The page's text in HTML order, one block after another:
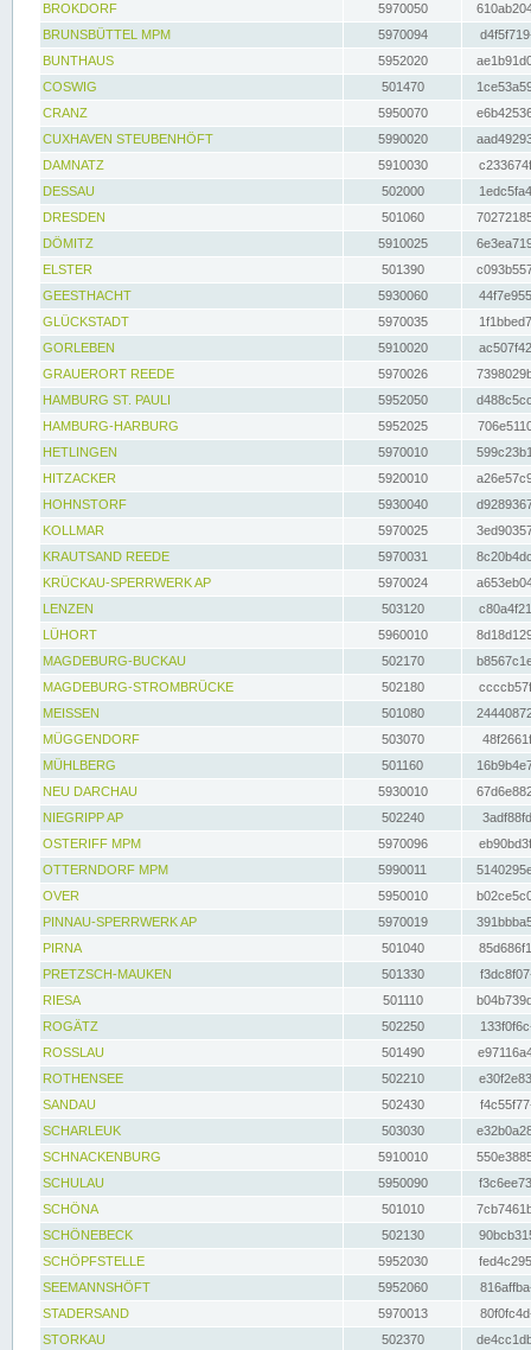
BROKDORF
5970050
BRUNSBÜTTEL MPM
5970094
BUNTHAUS
5952020
COSWIG
501470
CRANZ
5950070
CUXHAVEN STEUBENHÖFT
5990020
DAMNATZ
5910030
DESSAU
502000
DRESDEN
501060
DÖMITZ
5910025
ELSTER
501390
GEESTHACHT
5930060
GLÜCKSTADT
5970035
GORLEBEN
5910020
GRAUERORT REEDE
5970026
HAMBURG ST. PAULI
5952050
HAMBURG-HARBURG
5952025
HETLINGEN
5970010
HITZACKER
5920010
HOHNSTORF
5930040
KOLLMAR
5970025
KRAUTSAND REEDE
5970031
KRÜCKAU-SPERRWERK AP
5970024
LENZEN
503120
LÜHORT
5960010
MAGDEBURG-BUCKAU
502170
MAGDEBURG-STROMBRÜCKE
502180
MEISSEN
501080
MÜGGENDORF
503070
MÜHLBERG
501160
NEU DARCHAU
5930010
NIEGRIPP AP
502240
OSTERIFF MPM
5970096
OTTERNDORF MPM
5990011
OVER
5950010
PINNAU-SPERRWERK AP
5970019
PIRNA
501040
PRETZSCH-MAUKEN
501330
RIESA
501110
ROGÄTZ
502250
ROSSLAU
501490
ROTHENSEE
502210
SANDAU
502430
SCHARLEUK
503030
SCHNACKENBURG
5910010
SCHULAU
5950090
SCHÖNA
501010
SCHÖNEBECK
502130
SCHÖPFSTELLE
5952030
SEEMANNSHÖFT
5952060
STADERSAND
5970013
STORKAU
502370